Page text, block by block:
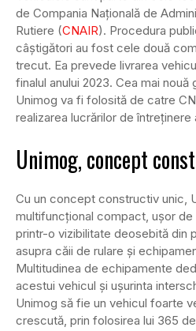
de Compania Națională de
Rutiere (CNAIR). Procedura
câștigători au fost cele două
trecut. Ea prevede livrarea
finalul anului 2023. Cea mai
Unimog va fi folosită de catre
realizarea lucrărilor de întreținere
Unimog, concept
Cu un concept constructiv unic,
multifuncțional compact, ușor
printr-o vizibilitate deosebită din
asupra căii de rulare și
Multitudinea de echipamente
acestui vehicul și ușurinta
Unimog să fie un vehicul foarte
crescută, prin folosirea lui 365